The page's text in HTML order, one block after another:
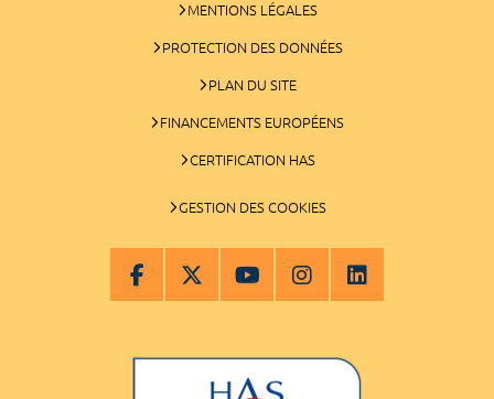
MENTIONS LÉGALES
PROTECTION DES DONNÉES
PLAN DU SITE
FINANCEMENTS EUROPÉENS
CERTIFICATION HAS
GESTION DES COOKIES